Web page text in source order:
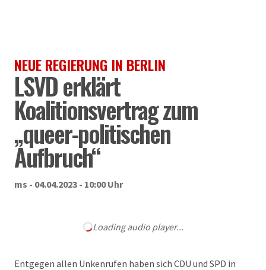
NEUE REGIERUNG IN BERLIN
LSVD erklärt
Koalitionsvertrag zum
„queer-politischen
Aufbruch“
ms - 04.04.2023 - 10:00 Uhr
Loading audio player...
Entgegen allen Unkenrufen haben sich CDU und SPD in